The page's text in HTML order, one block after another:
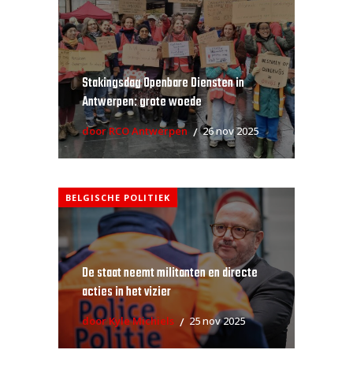
Stakingsdag Openbare Diensten in
Antwerpen: grote woede
door RCO Antwerpen 26 nov 2025
BELGISCHE POLITIEK
De staat neemt militanten en directe
acties in het vizier
door Kyle Michiels 25 nov 2025